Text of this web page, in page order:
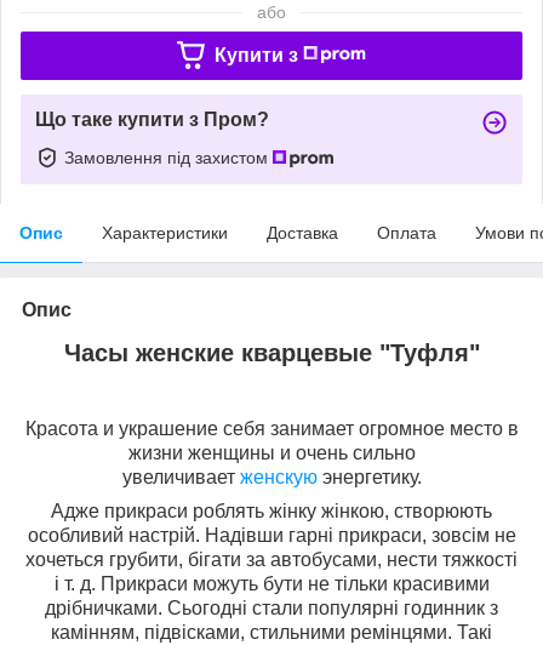
або
Купити з
Що таке купити з Пром?
Замовлення під захистом
Опис Характеристики Доставка Оплата Умови
Опис
Часы женские кварцевые "Туфля"
Красота и украшение себя занимает огромное место в
жизни женщины и очень сильно
увеличивает женскуюэнергетику.
Адже прикраси роблять жінку жінкою, створюють
особливий настрій. Надівши гарні прикраси, зовсім не
хочеться грубити, бігати за автобусами, нести тяжкості
і т. д. Прикраси можуть бути не тільки красивими
дрібничками. Сьогодні стали популярні годинник з
камінням, підвісками, стильними ремінцями. Такі